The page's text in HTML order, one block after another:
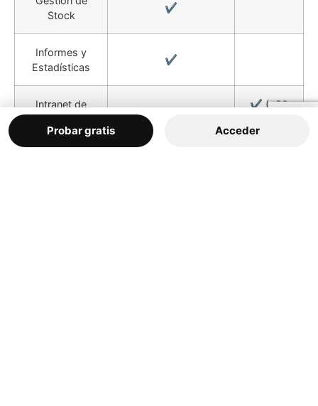
Stock
✔️
Informes y
Estadísticas
✔️
Intranet de
✔️ (+20
Probar gratis Acceder